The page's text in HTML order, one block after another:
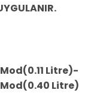
Litre)-
Litre)